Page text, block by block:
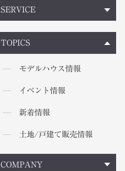
TOPICS
モデルハウス情報
イベント情報
新着情報
土地/戸建て販売情報
SERVICE
COMPANY